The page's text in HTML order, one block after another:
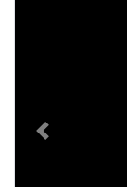
Previous